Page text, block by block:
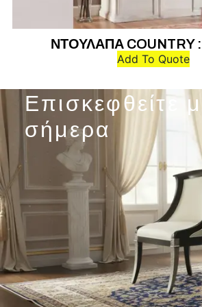
ΝΤΟΥΛΑΠΑ COUNTRY
Add To Quote
Επισκεφθείτε
σήμερα